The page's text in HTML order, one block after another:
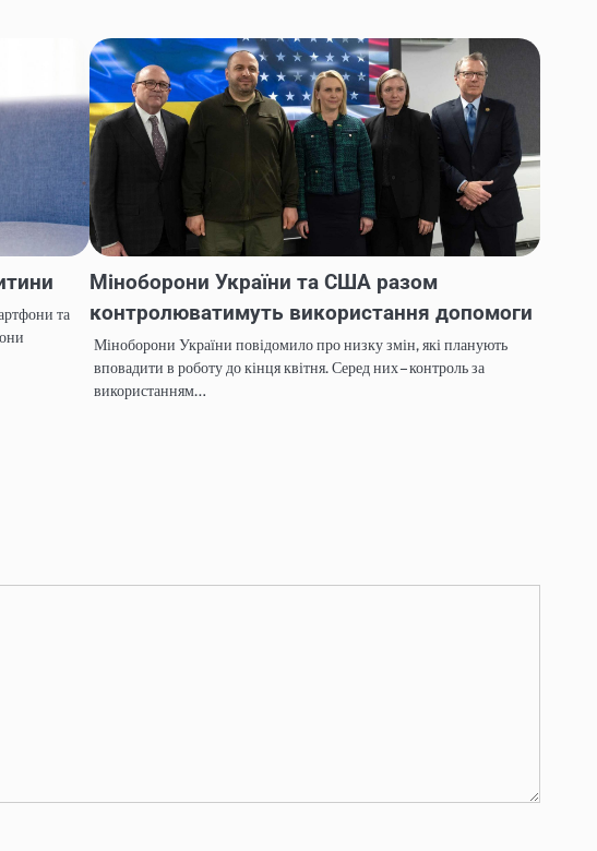
та
Міноборони України та США разом
контролюватимуть використання допомоги
Міноборони України повідомило про низку змін, які планують
вповадити в роботу до кінця квітня. Серед них – контроль за
використанням…